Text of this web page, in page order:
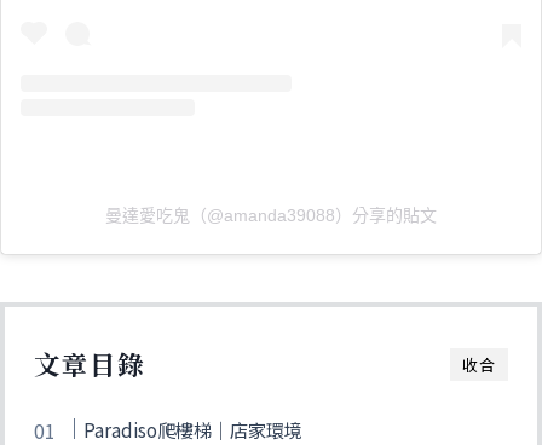
曼達愛吃鬼（@amanda39088）分享的貼文
收合
文章目錄
Paradiso爬樓梯｜店家環境